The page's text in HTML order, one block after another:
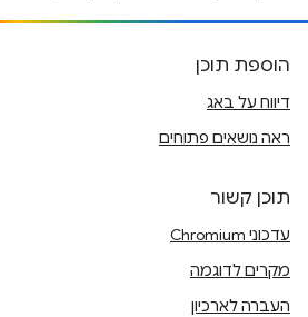
הוספת תוכן
דיווח על באג
ראה נושאים פתוחים
תוכן קשור
עדכוני Chromium
מקרים לדוגמה
העברה לארכיון